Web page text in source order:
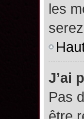
les
J’ai
Pas